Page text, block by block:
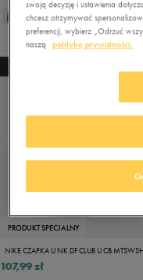
PRODUKT SPECJALNY
NIKE CZAPKA U NK DF CLUB U CB MTSWSH
107,99 zł
swoją decyzję i ustawienia
chcesz otrzymywać
preferencji, wybierz „Odrzuć
naszą
politykę prywatności.